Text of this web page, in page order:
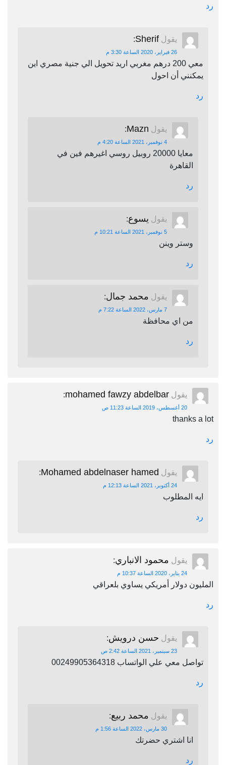
رد
يقول Sherif
:
26 فبراير، 2020 الساعة 3:30 م
معي 200 درهم مغربي اريد تحويل الي جنية مصري اين
يمكنني أن احول
رد
يقول Mazn
:
4 نوفمبر، 2021 الساعة 4:20 م
معايا 20000 روبيل روسي اغيرهم فين في
القاهرة
رد
يقول يسوع:
5 نوفمبر، 2021 الساعة 10:21 م
وستر وينن
رد
يقول محمد جمال:
7 مارس، 2022 الساعة 7:22 م
من اي محافظة
رد
يقول mohamed fawzy abdelbar
:
20 أغسطس، 2019 الساعة 11:23 ص
thanks a lot
رد
يقول Mohamed abdelnaser hamed
:
24 أكتوبر، 2021 الساعة 12:13 م
ايه المطلوب
رد
يقول محمود الانباري:
24 يناير، 2020 الساعة 10:37 م
المليون دولار أمريكي يساوي بلعراقي
رد
يقول حسن درويش:
23 سبتمبر، 2021 الساعة 2:42 ص
تواصل معي علي الواتساب 00249905364318
رد
يقول محمد ربيع:
30 مارس، 2022 الساعة 1:56 م
انا اشتري حضرتك
رد